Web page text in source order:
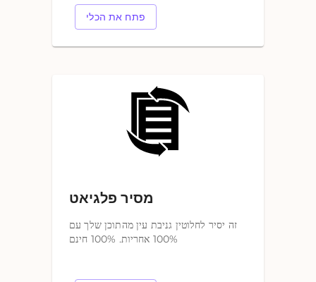
פתח את הכלי
מסיר פלגיאט
זה יסיר לחלוטין גניבת עין מהתוכן שלך עם
100% אחריות. 100% חינם